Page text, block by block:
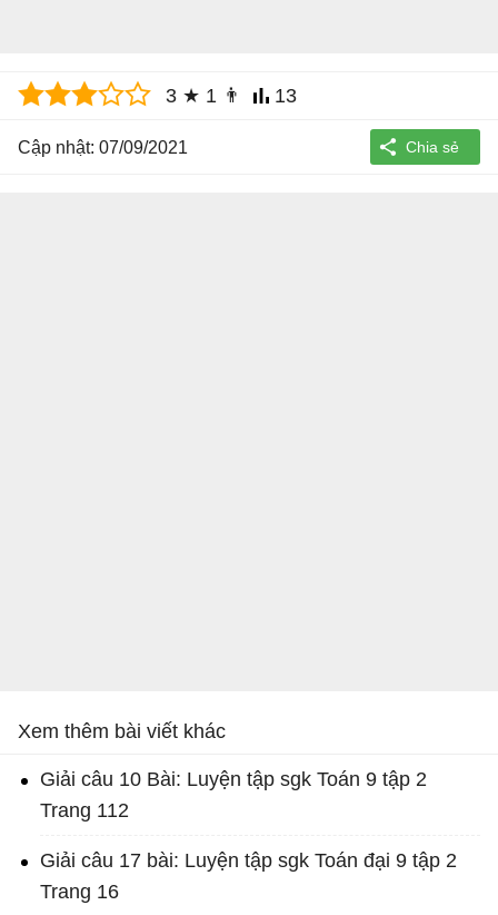
3 ★ 1 👨 13
Cập nhật: 07/09/2021
Xem thêm bài viết khác
Giải câu 10 Bài: Luyện tập sgk Toán 9 tập 2
Trang 112
Giải câu 17 bài: Luyện tập sgk Toán đại 9 tập 2
Trang 16